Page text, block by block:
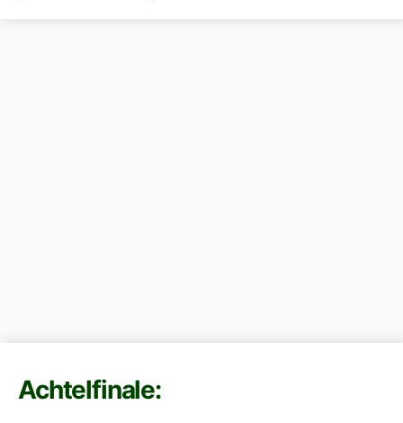
Achtelfinale: